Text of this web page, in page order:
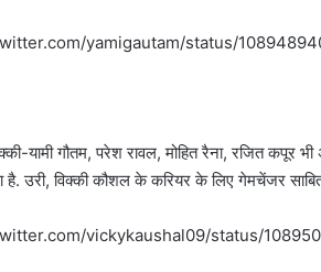
yamigautam/status/
यामी गौतम, परेश रावल, मोहित रैना, रजित कपूर
है. उरी, विक्की कौशल के करियर के लिए गेमचेंजर
vickykaushal09/status/